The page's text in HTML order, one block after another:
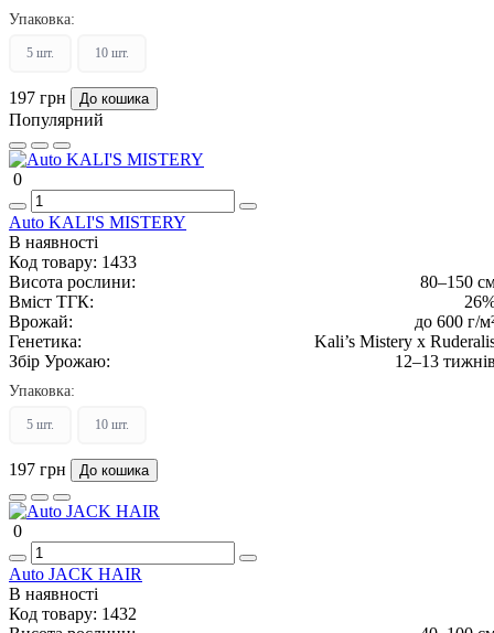
Упаковка:
5 шт. 10 шт.
197 грн До кошика
Популярний
0
Auto KALI'S MISTERY
В наявності
Код товару: 1433
Висота рослини:
80–150
Вміст ТГК:
Врожай:
до 600 г/
Генетика:
Kali’s Mistery x
Збір Урожаю:
12–13
Упаковка:
5 шт. 10 шт.
197 грн До кошика
0
Auto JACK HAIR
В наявності
Код товару: 1432